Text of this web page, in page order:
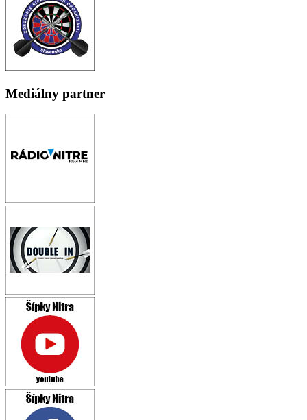
Mediálny partner